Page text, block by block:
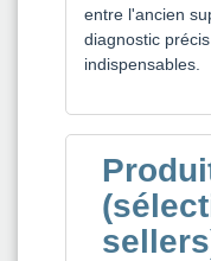
entre l'ancien
diagnostic
indispensables.